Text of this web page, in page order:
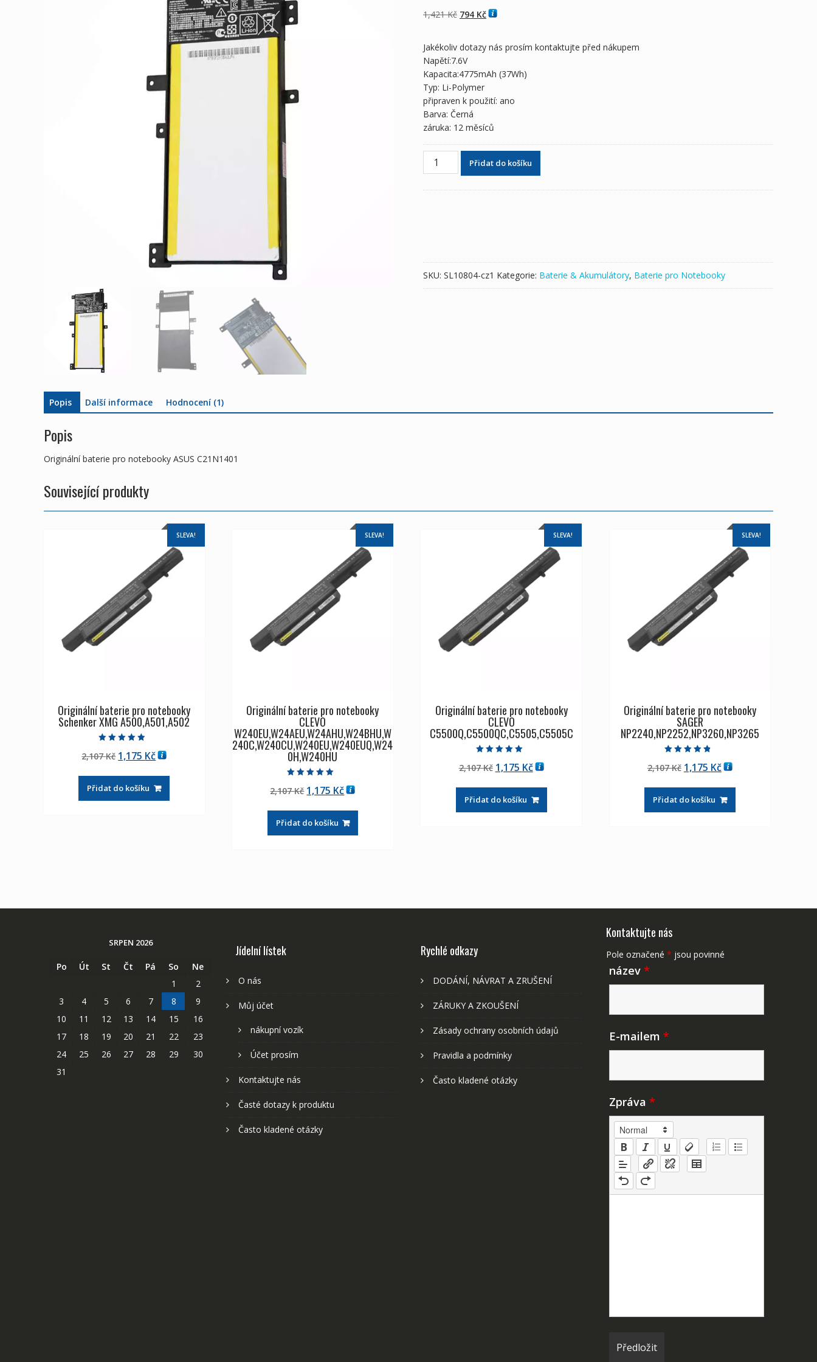
hodnocení
zákazníka
1,421Kč Původní
1,421 Kč
794 KčAktuální
794 Kč
Jakékoliv dotazy nás prosím kontaktujte před nákupem
Napětí:7.6V
Kapacita:4775mAh (37Wh)
Typ: Li-Polymer
připraven k použití: ano
Barva: Černá
záruka: 12 měsíců
Originální
baterie
Přidat do košíku
SKU: SL10804-cz1 Kategorie: Baterie & Akumulátory, Baterie pro Notebooky
Popis Další informace Hodnocení (1)
Popis
Originální baterie pro notebooky ASUS C21N1401
Související produkty
SLEVA!
Originální baterie pro notebooky
Schenker XMG A500,A501,A502
4.50
z 5
2,107Kč Původní
byla:
2,107 Kč
1,175 KčAktuální
je:
1,175 Kč
Přidat do košíku
SLEVA!
Originální baterie pro notebooky
CLEVO
W240EU,W24AEU,W24AHU,W24BHU,W
240C,W240CU,W240EU,W240EUQ,W24
0H,W240HU
5.00
z 5
2,107Kč Původní
byla:
2,107 Kč
1,175 KčAktuální
je:
1,175 Kč
Přidat do košíku
SLEVA!
Originální baterie pro notebooky
CLEVO
C5500Q,C5500QC,C5505,C5505C
5.00
z 5
2,107Kč Původní
byla:
2,107 Kč
1,175 KčAktuální
je:
1,175 Kč
Přidat do košíku
SLEVA!
Originální baterie pro notebooky
SAGER
NP2240,NP2252,NP3260,NP3265
4.50
z 5
2,107Kč Původní
byla:
2,107 Kč
1,175 KčAktuální
je:
1,175 Kč
Přidat do košíku
SRPEN 2026
Po Út St Čt Pá So
Ne
1
2
3
4 5 6 7 8
9
10
11 12 13 14 15
16
17
18 19 20 21 22
23
24
25 26 27 28 29
30
31
Jídelní lístek
O nás
Můj účet
nákupní vozík
Účet prosím
Kontaktujte nás
Časté dotazy k produktu
Často kladené otázky
Rychlé odkazy
DODÁNÍ, NÁVRAT A ZRUŠENÍ
ZÁRUKY A ZKOUŠENÍ
Zásady ochrany osobních údajů
Pravidla a podmínky
Často kladené otázky
Kontaktujte nás
Pole označené * jsou povinné
název *
E-mailem *
Zpráva *